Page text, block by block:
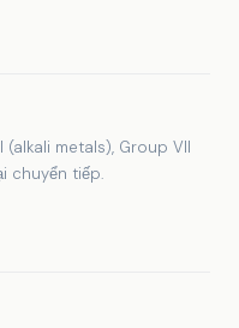
metals), Group VII
chuyển tiếp.